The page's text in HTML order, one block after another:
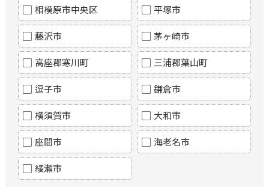
相模原市中央区 平塚市
藤沢市 茅ヶ崎市
高座郡寒川町 三浦郡葉山町
逗子市 鎌倉市
横須賀市 大和市
座間市 海老名市
綾瀬市